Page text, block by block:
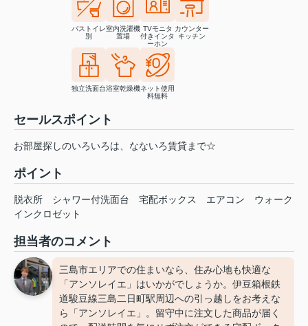
バストイレ
別
室内洗濯機
置場
TVモニタ
付きインタ
ーホン
カウンター
キッチン
独立洗面台浴室乾燥機ネット使用
料無料
セールスポイント
お部屋探しのいろいろは、なないろ賃貸まで☆
ポイント
脱衣所 シャワー付洗面台 宅配ボックス エアコン
ウォーク
インクロゼット
担当者のコメント
三島市エリアでの住まいなら、住み心地も快適な
「アンソレイエ」はいかがでしょうか。伊豆箱根鉄
道駿豆線三島二日町駅周辺への引っ越しをお考えな
ら「アンソレイエ」。留守中に注文した商品が届く